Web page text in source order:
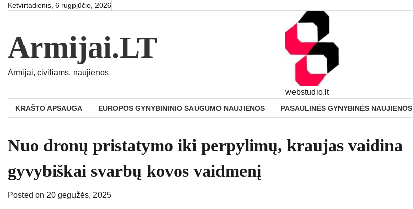
SkipKetvirtadienis, 6 rugpjūčio, 2026
Armijai.LT
Armijai, civiliams, naujienos
webstudio.lt
KRAŠTO APSAUGA EUROPOS GYNYBININIO SAUGUMO NAUJIENOS PASAULINĖS GYNYBINĖS NAUJIENOS
Nuo dronų pristatymo iki perpylimų, kraujas vaidina
gyvybiškai svarbų kovos vaidmenį
Posted on 20 gegužės, 2025